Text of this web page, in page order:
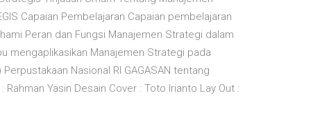
Capaian Pembelajaran Capaian pembelajaran
Peran dan Fungsi Manajemen Strategi dalam
mengaplikasikan Manajemen Strategi pada
Nasional RI GAGASAN tentang
Rahman Yasin Desain Cover : Toto Irianto Lay Out :